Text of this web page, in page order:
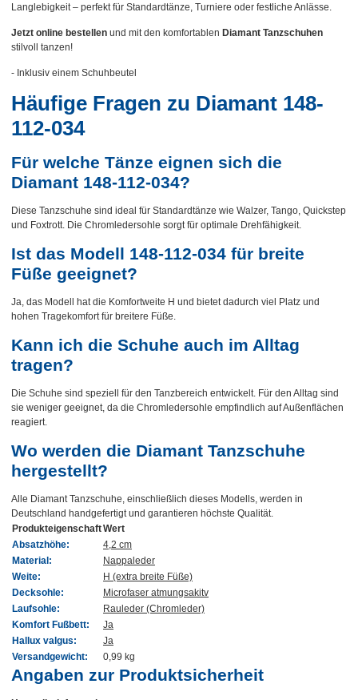
Langlebigkeit – perfekt für Standardtänze, Turniere oder festliche Anlässe.
Jetzt online bestellen und mit den komfortablen Diamant Tanzschuhen
stilvoll tanzen!
- Inklusiv einem Schuhbeutel
Häufige Fragen zu Diamant 148-
112-034
Für welche Tänze eignen sich die
Diamant 148-112-034?
Diese Tanzschuhe sind ideal für Standardtänze wie Walzer, Tango, Quickstep
und Foxtrott. Die Chromledersohle sorgt für optimale Drehfähigkeit.
Ist das Modell 148-112-034 für breite
Füße geeignet?
Ja, das Modell hat die Komfortweite H und bietet dadurch viel Platz und
hohen Tragekomfort für breitere Füße.
Kann ich die Schuhe auch im Alltag
tragen?
Die Schuhe sind speziell für den Tanzbereich entwickelt. Für den Alltag sind
sie weniger geeignet, da die Chromledersohle empfindlich auf Außenflächen
reagiert.
Wo werden die Diamant Tanzschuhe
hergestellt?
Alle Diamant Tanzschuhe, einschließlich dieses Modells, werden in
Deutschland handgefertigt und garantieren höchste Qualität.
ProdukteigenschaftWert
Absatzhöhe:
4,2 cm
Material:
Nappaleder
Weite:
H (extra breite Füße)
Decksohle:
Microfaser atmungsakitv
Laufsohle:
Rauleder (Chromleder)
Komfort Fußbett:
Ja
Hallux valgus:
Ja
Versandgewicht:
0,99 kg
Angaben zur Produktsicherheit